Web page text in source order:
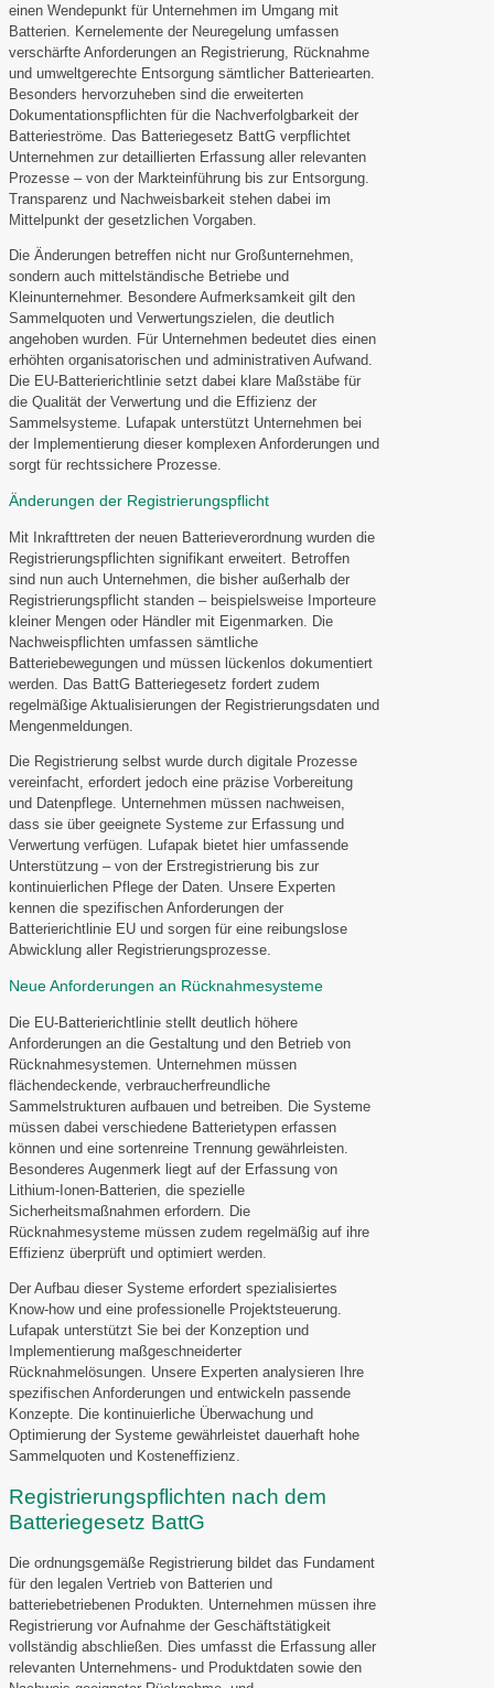
einen Wendepunkt für Unternehmen im Umgang mit
Batterien. Kernelemente der Neuregelung umfassen
verschärfte Anforderungen an Registrierung, Rücknahme
und umweltgerechte Entsorgung sämtlicher Batteriearten.
Besonders hervorzuheben sind die erweiterten
Dokumentationspflichten für die Nachverfolgbarkeit der
Batterieströme. Das Batteriegesetz BattG verpflichtet
Unternehmen zur detaillierten Erfassung aller relevanten
Prozesse – von der Markteinführung bis zur Entsorgung.
Transparenz und Nachweisbarkeit stehen dabei im
Mittelpunkt der gesetzlichen Vorgaben.
Die Änderungen betreffen nicht nur Großunternehmen,
sondern auch mittelständische Betriebe und
Kleinunternehmer. Besondere Aufmerksamkeit gilt den
Sammelquoten und Verwertungszielen, die deutlich
angehoben wurden. Für Unternehmen bedeutet dies einen
erhöhten organisatorischen und administrativen Aufwand.
Die EU-Batterierichtlinie setzt dabei klare Maßstäbe für
die Qualität der Verwertung und die Effizienz der
Sammelsysteme. Lufapak unterstützt Unternehmen bei
der Implementierung dieser komplexen Anforderungen und
sorgt für rechtssichere Prozesse.
Änderungen der Registrierungspflicht
Mit Inkrafttreten der neuen Batterieverordnung wurden die
Registrierungspflichten signifikant erweitert. Betroffen
sind nun auch Unternehmen, die bisher außerhalb der
Registrierungspflicht standen – beispielsweise Importeure
kleiner Mengen oder Händler mit Eigenmarken. Die
Nachweispflichten umfassen sämtliche
Batteriebewegungen und müssen lückenlos dokumentiert
werden. Das BattG Batteriegesetz fordert zudem
regelmäßige Aktualisierungen der Registrierungsdaten und
Mengenmeldungen.
Die Registrierung selbst wurde durch digitale Prozesse
vereinfacht, erfordert jedoch eine präzise Vorbereitung
und Datenpflege. Unternehmen müssen nachweisen,
dass sie über geeignete Systeme zur Erfassung und
Verwertung verfügen. Lufapak bietet hier umfassende
Unterstützung – von der Erstregistrierung bis zur
kontinuierlichen Pflege der Daten. Unsere Experten
kennen die spezifischen Anforderungen der
Batterierichtlinie EU und sorgen für eine reibungslose
Abwicklung aller Registrierungsprozesse.
Neue Anforderungen an Rücknahmesysteme
Die EU-Batterierichtlinie stellt deutlich höhere
Anforderungen an die Gestaltung und den Betrieb von
Rücknahmesystemen. Unternehmen müssen
flächendeckende, verbraucherfreundliche
Sammelstrukturen aufbauen und betreiben. Die Systeme
müssen dabei verschiedene Batterietypen erfassen
können und eine sortenreine Trennung gewährleisten.
Besonderes Augenmerk liegt auf der Erfassung von
Lithium-Ionen-Batterien, die spezielle
Sicherheitsmaßnahmen erfordern. Die
Rücknahmesysteme müssen zudem regelmäßig auf ihre
Effizienz überprüft und optimiert werden.
Der Aufbau dieser Systeme erfordert spezialisiertes
Know-how und eine professionelle Projektsteuerung.
Lufapak unterstützt Sie bei der Konzeption und
Implementierung maßgeschneiderter
Rücknahmelösungen. Unsere Experten analysieren Ihre
spezifischen Anforderungen und entwickeln passende
Konzepte. Die kontinuierliche Überwachung und
Optimierung der Systeme gewährleistet dauerhaft hohe
Sammelquoten und Kosteneffizienz.
Registrierungspflichten nach dem
Batteriegesetz BattG
Die ordnungsgemäße Registrierung bildet das Fundament
für den legalen Vertrieb von Batterien und
batteriebetriebenen Produkten. Unternehmen müssen ihre
Registrierung vor Aufnahme der Geschäftstätigkeit
vollständig abschließen. Dies umfasst die Erfassung aller
relevanten Unternehmens- und Produktdaten sowie den